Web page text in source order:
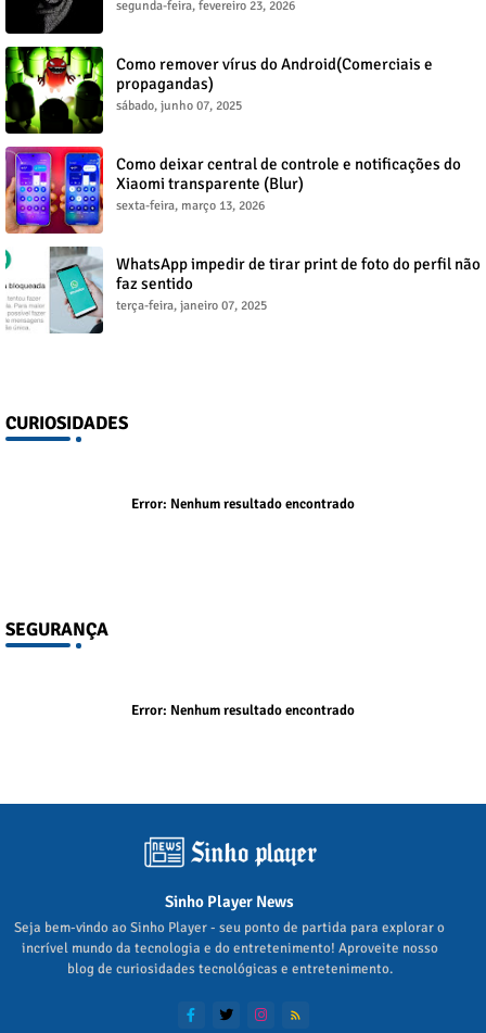
segunda-feira, fevereiro 23, 2026
Como remover vírus do Android(Comerciais e
propagandas)
sábado, junho 07, 2025
Como deixar central de controle e notificações do
Xiaomi transparente (Blur)
sexta-feira, março 13, 2026
WhatsApp impedir de tirar print de foto do perfil não
faz sentido
terça-feira, janeiro 07, 2025
CURIOSIDADES
Error: Nenhum resultado encontrado
SEGURANÇA
Error: Nenhum resultado encontrado
Sinho Player News
Seja bem-vindo ao Sinho Player - seu ponto de partida para explorar o
incrível mundo da tecnologia e do entretenimento! Aproveite nosso
blog de curiosidades tecnológicas e entretenimento.